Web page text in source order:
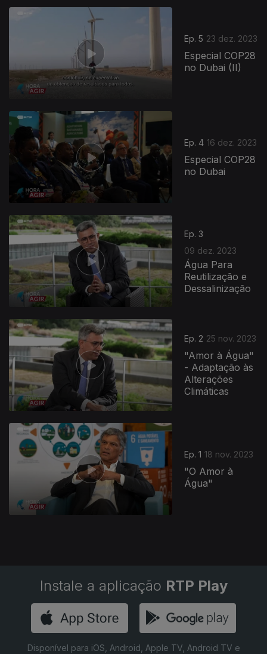
Ep. 5 23 dez. 2023
Especial COP28
no Dubai (II)
Ep. 4 16 dez. 2023
Especial COP28
no Dubai
Ep. 3
09 dez. 2023
Água Para
Reutilização e
Dessalinização
Ep. 2 25 nov. 2023
"Amor à Água"
- Adaptação às
Alterações
Climáticas
Ep. 1 18 nov. 2023
"O Amor à
Água"
729200
Instale a aplicação RTP Play
Disponível para iOS, Android, Apple TV, Android TV e